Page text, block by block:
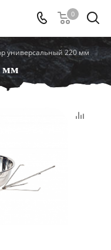
0
универсальный 220 мм
мм